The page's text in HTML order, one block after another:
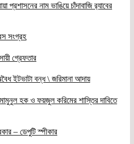
প্রশাসনের নাম ভাঙিয়ে চাঁদাবাজি র‌্যাবের
সংগ্রহ
গ্রেফতার
ইটভাটা বন্ধ \ জরিমানা আদায়
হক ও ফয়জুল করিমের শাস্তির দাবিতে
– ডেপুটি স্পীকার